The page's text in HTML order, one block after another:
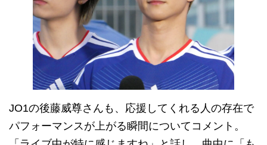
JO1の後藤威尊さんも、応援してくれる人の存在で
パフォーマンスが上がる瞬間についてコメント。